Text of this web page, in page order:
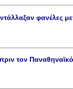
φανέλες
τον
τα
Σταθμός: Ο
το παράθυρό
καταιγίδα
από
στην
Αθήνας από το
που κάνει το
φωτίσει τη Γη
κι απ' το
λεοπάρδαλη
μωρό
Νορβηγία που